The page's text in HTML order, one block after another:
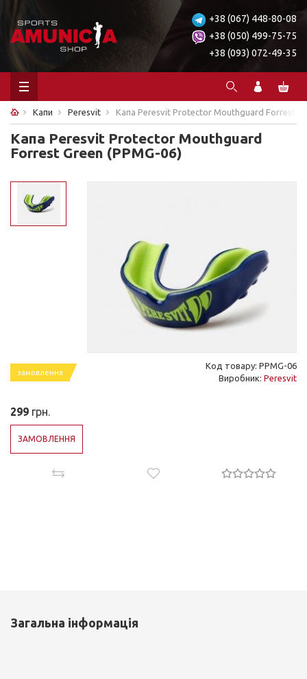
+38 (067) 448-80-08
+38 (050) 499-75-75
+38 (093) 072-49-35
Капи Peresvit Капа Peresvit Protector Mouthguard Forrest
Капа Peresvit Protector Mouthguard
Forrest Green (PPMG-06)
замовлення
Код товару: PPMG-06
Виробник: Peresvit
299 грн.
ЗАМОВЛЕННЯ
Загальна інформація